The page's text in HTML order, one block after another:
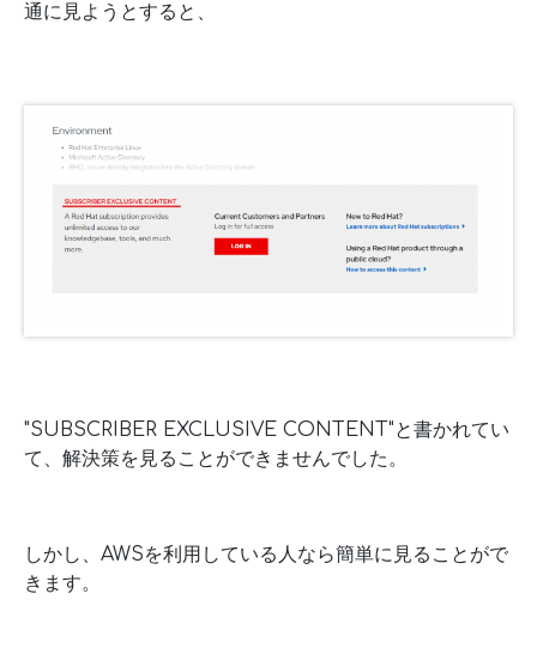
通に見ようとすると、
"SUBSCRIBER EXCLUSIVE CONTENT"と書かれてい
て、解決策を見ることができませんでした。
しかし、AWSを利用している人なら簡単に見ることがで
きます。